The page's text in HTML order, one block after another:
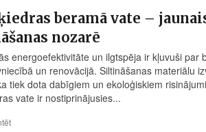
beramā vate –
nozarē
energoefektivitāte un ilgtspēja ir kļuvuši par
un renovācijā. Siltināšanas materiālu
tiek dota dabīgiem un ekoloģiskiem
vate ir nostiprinājusies...